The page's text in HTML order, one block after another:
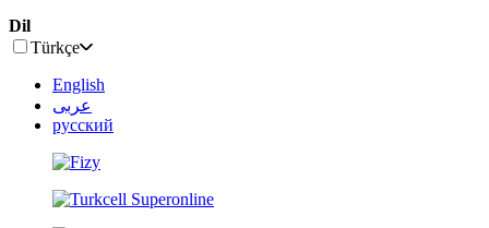
Dil
Türkçe
English
عربى
русский